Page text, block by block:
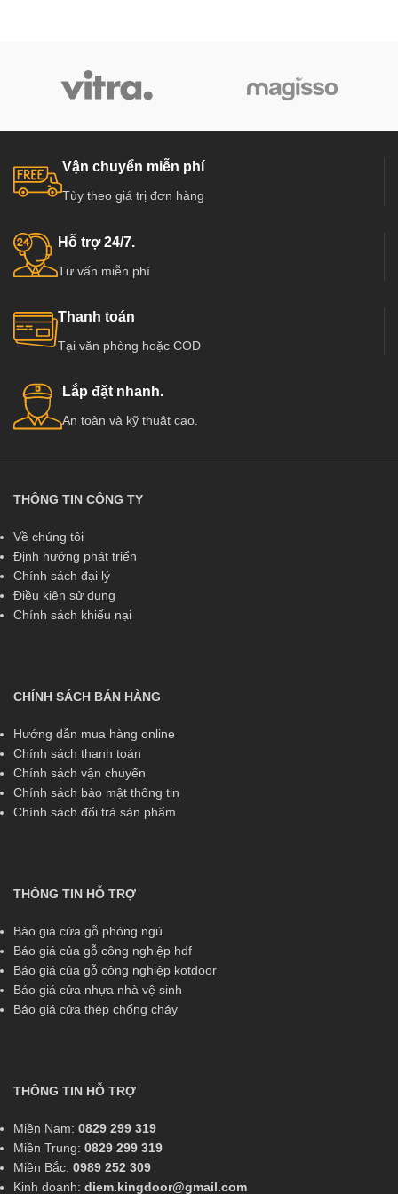
Vận chuyển miễn phí
Tùy theo giá trị đơn hàng
Hỗ trợ 24/7.
Tư vấn miễn phí
Thanh toán
Tại văn phòng hoặc COD
Lắp đặt nhanh.
An toàn và kỹ thuật cao.
THÔNG TIN CÔNG TY
Về chúng tôi
Định hướng phát triển
Chính sách đại lý
Điều kiện sử dụng
Chính sách khiếu nại
CHÍNH SÁCH BÁN HÀNG
Hướng dẫn mua hàng online
Chính sách thanh toán
Chính sách vận chuyển
Chính sách bảo mật thông tin
Chính sách đổi trả sản phẩm
THÔNG TIN HỖ TRỢ
Báo giá cửa gỗ phòng ngủ
Báo giá của gỗ công nghiệp hdf
Báo giá của gỗ công nghiệp kotdoor
Báo giá cửa nhựa nhà vệ sinh
Báo giá cửa thép chống cháy
THÔNG TIN HỖ TRỢ
Miền Nam: 0829 299 319
Miền Trung: 0829 299 319
Miền Bắc: 0989 252 309
Kinh doanh: diem.kingdoor@gmail.com